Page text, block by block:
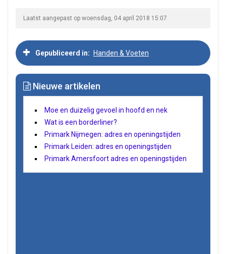
Laatst aangepast op woensdag, 04 april 2018 15:07
Gepubliceerd in Handen & Voeten
Nieuwe artikelen
Moe en duizelig gevoel in hoofd en nek
Wat is een borderliner?
Primark Nijmegen: adres en openingstijden
Primark Leiden: adres en openingstijden
Primark Amersfoort adres en openingstijden